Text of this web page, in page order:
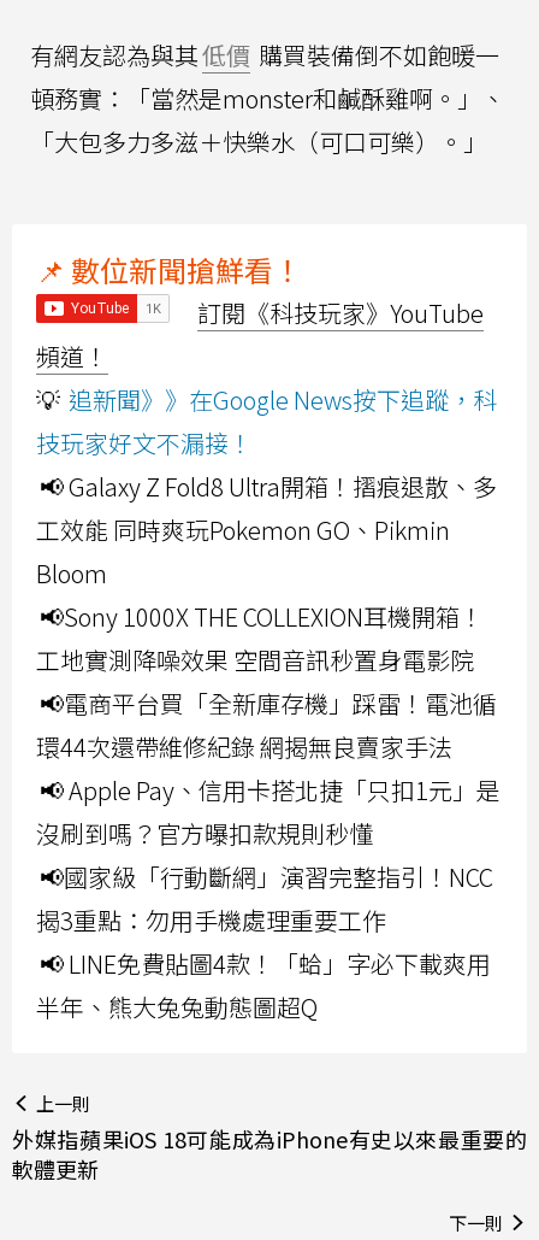
有網友認為與其低價 購買裝備倒不如飽暖一
頓務實：「當然是monster和鹹酥雞啊。」、
「大包多力多滋＋快樂水（可口可樂）。」
📌 數位新聞搶鮮看！
訂閱《科技玩家》YouTube
頻道！
💡 追新聞》》在Google News按下追蹤，科
技玩家好文不漏接！
📢 Galaxy Z Fold8 Ultra開箱！摺痕退散、多
工效能 同時爽玩Pokemon GO、Pikmin
Bloom
📢Sony 1000X THE COLLEXION耳機開箱！
工地實測降噪效果 空間音訊秒置身電影院
📢電商平台買「全新庫存機」踩雷！電池循
環44次還帶維修紀錄 網揭無良賣家手法
📢 Apple Pay、信用卡搭北捷「只扣1元」是
沒刷到嗎？官方曝扣款規則秒懂
📢國家級「行動斷網」演習完整指引！NCC
揭3重點：勿用手機處理重要工作
📢 LINE免費貼圖4款！「蛤」字必下載爽用
半年、熊大兔兔動態圖超Q
上一則
外媒指蘋果iOS 18可能成為iPhone有史以來最重要的
軟體更新
下一則